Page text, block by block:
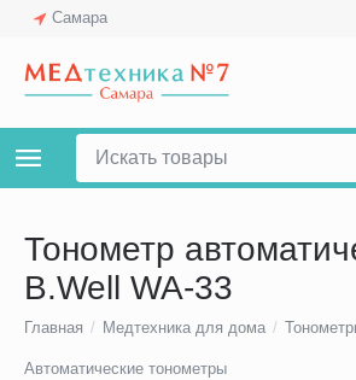
Самара
Тонометр
B.Well WA-33
Главная / Медтехника для дома /
Автоматические тонометры